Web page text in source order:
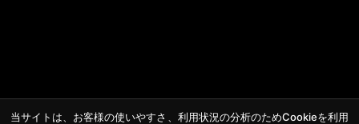
当サイトは、お客様の使いやすさ、利用状況の分析のためCookieを利用